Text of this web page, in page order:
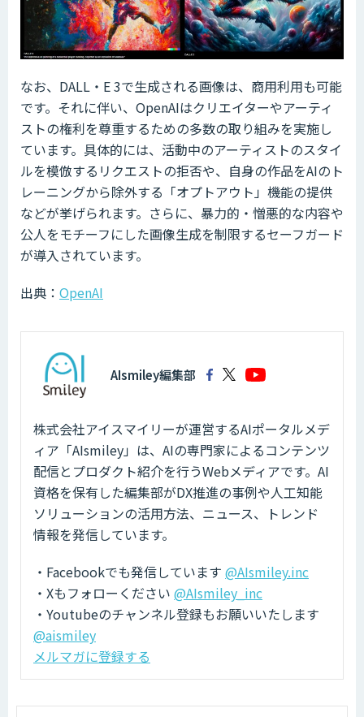
なお、DALL・E 3で生成される画像は、商用利用も可能
です。それに伴い、OpenAIはクリエイターやアーティ
ストの権利を尊重するための多数の取り組みを実施し
ています。具体的には、活動中のアーティストのスタイ
ルを模倣するリクエストの拒否や、自身の作品をAIのト
レーニングから除外する「オプトアウト」機能の提供
などが挙げられます。さらに、暴力的・憎悪的な内容や
公人をモチーフにした画像生成を制限するセーフガード
が導入されています。
出典： OpenAI
AIsmiley編集部
株式会社アイスマイリーが運営するAIポータルメデ
ィア「AIsmiley」は、AIの専門家によるコンテンツ
配信とプロダクト紹介を行うWebメディアです。AI
資格を保有した編集部がDX推進の事例や人工知能
ソリューションの活用方法、ニュース、トレンド
情報を発信しています。
・Facebookでも発信しています @AIsmiley.inc
・Xもフォローください @AIsmiley_inc
・Youtubeのチャンネル登録もお願いいたします
@aismiley
メルマガに登録する